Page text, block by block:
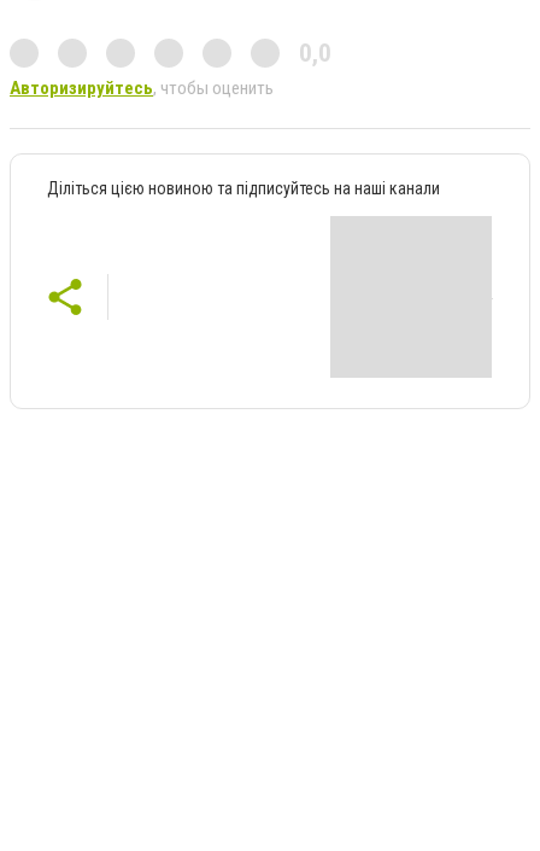
0,0
Авторизируйтесь, чтобы оценить
Діліться цією новиною та підписуйтесь на наші канали